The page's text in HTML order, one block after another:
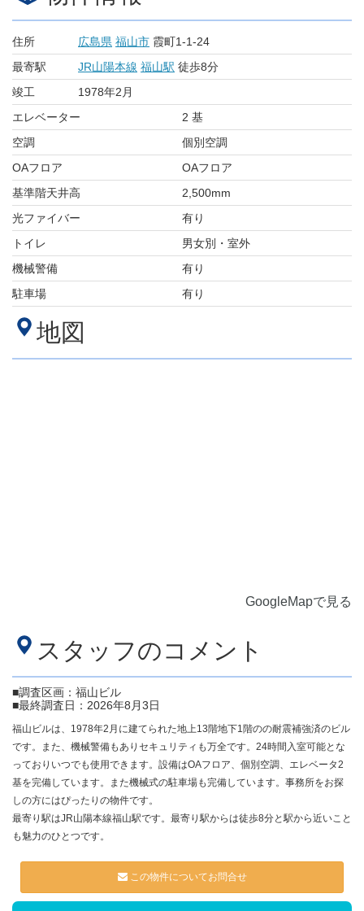
住所 広島県 福山市 霞町1-1-24
最寄駅
JR山陽本線 福山駅 徒歩8分
竣工
1978年2月
エレベーター
2 基
空調
個別空調
OAフロア
OAフロア
基準階天井高
2,500mm
光ファイバー
有り
トイレ
男女別・室外
機械警備
有り
駐車場
有り
地図
GoogleMapで見る
スタッフのコメント
■調査区画：福山ビル
■最終調査日：2026年8月3日
福山ビルは、1978年2月に建てられた地上13階地下1階のの耐震補強済のビル
です。また、機械警備もありセキュリティも万全です。24時間入室可能とな
っておりいつでも使用できます。設備はOAフロア、個別空調、エレベータ2
基を完備しています。また機械式の駐車場も完備しています。事務所をお探
しの方にはぴったりの物件です。
最寄り駅はJR山陽本線福山駅です。最寄り駅からは徒歩8分と駅から近いこと
も魅力のひとつです。
この物件についてお問合せ